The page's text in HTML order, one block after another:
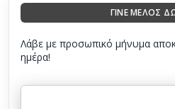
ΓΙΝΕ ΜΕΛΟΣ
Λάβε με προσωπικό μήνυμα
ημέρα!